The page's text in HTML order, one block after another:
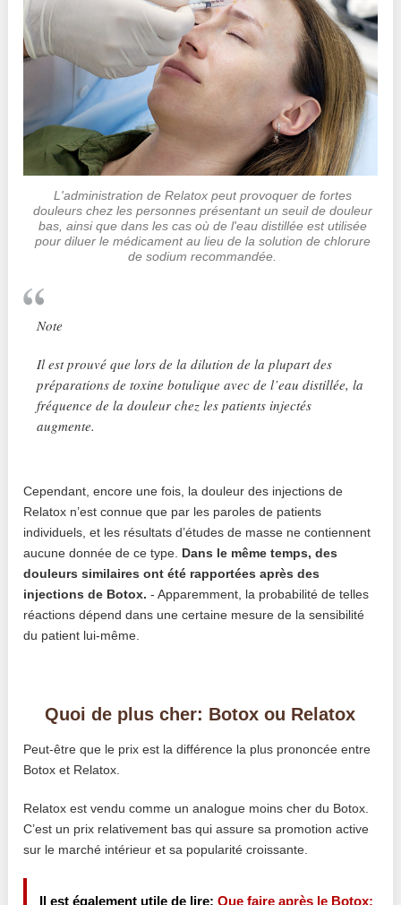
L'administration de Relatox peut provoquer de fortes
douleurs chez les personnes présentant un seuil de douleur
bas, ainsi que dans les cas où de l'eau distillée est utilisée
pour diluer le médicament au lieu de la solution de chlorure
de sodium recommandée.
Note
Il est prouvé que lors de la dilution de la plupart des
préparations de toxine botulique avec de l’eau distillée, la
fréquence de la douleur chez les patients injectés
augmente.
Cependant, encore une fois, la douleur des injections de
Relatox n’est connue que par les paroles de patients
individuels, et les résultats d’études de masse ne contiennent
aucune donnée de ce type. Dans le même temps, des
douleurs similaires ont été rapportées après des
injections de Botox. - Apparemment, la probabilité de telles
réactions dépend dans une certaine mesure de la sensibilité
du patient lui-même.
Quoi de plus cher: Botox ou Relatox
Peut-être que le prix est la différence la plus prononcée entre
Botox et Relatox.
Relatox est vendu comme un analogue moins cher du Botox.
C’est un prix relativement bas qui assure sa promotion active
sur le marché intérieur et sa popularité croissante.
Il est également utile de lire:Que faire après le Botox: